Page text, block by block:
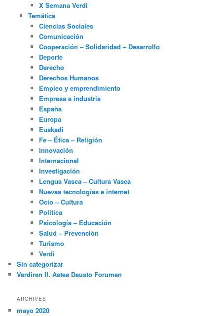
X Semana Verdi
Temática
Ciencias Sociales
Comunicación
Cooperación – Solidaridad – Desarrollo
Deporte
Derecho
Derechos Humanos
Empleo y emprendimiento
Empresa e industria
España
Europa
Euskadi
Fe – Ética – Religión
Innovación
Internacional
Investigación
Lengua Vasca – Cultura Vasca
Nuevas tecnologías e internet
Ocio – Cultura
Política
Psicología – Educación
Salud – Prevención
Turismo
Verdi
Sin categorizar
Verdiren II. Astea Deusto Forumen
ARCHIVES
mayo 2020